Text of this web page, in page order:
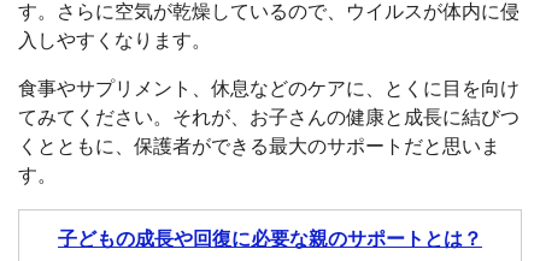
す。さらに空気が乾燥しているので、ウイルスが体内に侵
入しやすくなります。
食事やサプリメント、休息などのケアに、とくに目を向け
てみてください。それが、お子さんの健康と成長に結びつ
くとともに、保護者ができる最大のサポートだと思いま
す。
子どもの成長や回復に必要な親のサポートとは？